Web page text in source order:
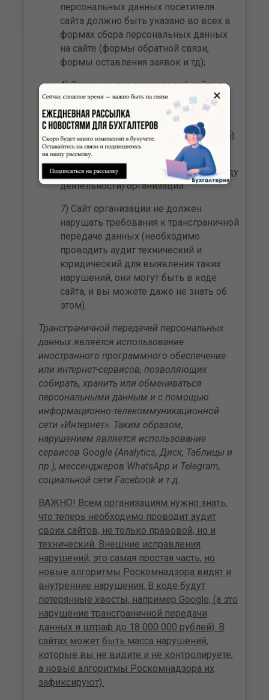
персональных данных посетителя
сайта должно быть указано во всех в
формах сбора персональных данных
на сайте (формы обратной связи,
формы оставления заявок и тд);
4) Согласия для посетителей сайта о
собираемых «Cookie».
5) Размещение контактных данных
юридического лица (владельца сайта).
6) Соответствие предлагаемых на
сайте товаров или услуг ОКВЭДУ (виду
деятельности) организации.
7) Сайт организации не должен
нарушать требования к трансграничной
передаче данных (необходимо
проводить аудит технический и
юридический для выявления таких
нарушений, они могут быть в коде
сайта, и вы можете даже не знать об
этом).
Трансграничной передачей персональных
данных является использование
иностранного программного обеспечение
или интернет-сервисов, позволяющих
собирать, хранить или обмениваться
персональными данным и с помощью
информационно-телекоммуникационной
сети «Интернет». Таким образом,
нарушением является использование
сервисов Google (Analytics, Диск, Таблицы и
пр.), мессенджеров WhatsApp и Telegram,
социальной сети Facebook и т.д.
ВАЖНО! Всем организациям нужно знать,
что теперь необходимо проводит аудит
своих сайтов, не только правовой, но и
технический. Внешние исправления
нарушений, это самая простая часть, но
новые алгоритмы Роскомнадзора видят и
внутренние нарушения. В коде будут
потерянные хвосты, например Google, (а это
нарушение трансграничной передачи
данных и штраф до 18 000 000 рублей). В
сайтах может быть масса нарушений,
которые вы не видите и не контролируете,
а новые алгоритмы Роскомнадзора их
зафиксируют).
×